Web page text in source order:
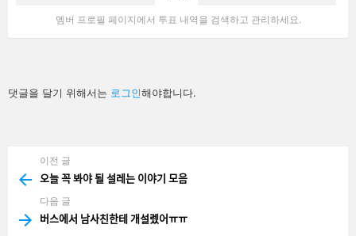
멤버 프로필 페이지에서 투표 내역을 검색하고 관리하세요.
답
글
댓글을 달기 위해서는 로그인해야합니다.
more
이전 글
오늘 꼭 봐야 될 설레는 이야기 모음
다음 글
버스에서 남사친한테 개설렜어ㅠㅠ